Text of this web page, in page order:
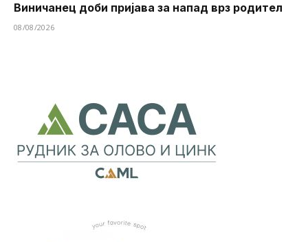
Виничанец доби пријава за напад врз родител
08/08/2026